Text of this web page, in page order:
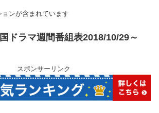
ンが含まれています
ドラマ週間番組表2018/10/29～
スポンサーリンク